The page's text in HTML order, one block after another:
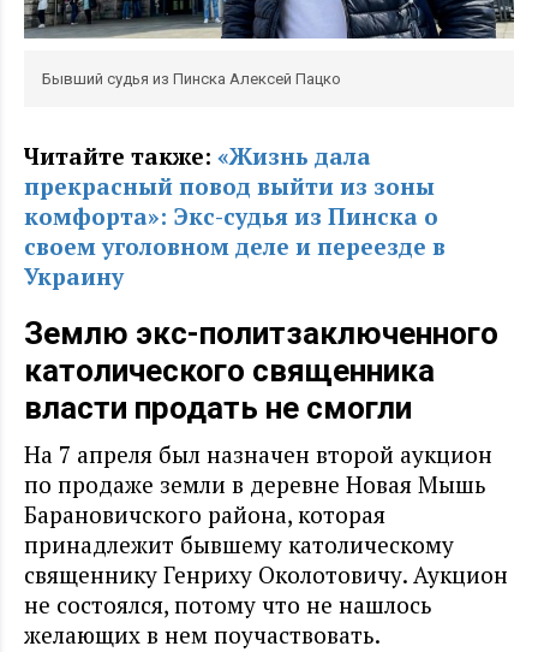
Бывший судья из Пинска Алексей Пацко
Читайте также: «Жизнь дала
прекрасный повод выйти из зоны
комфорта»: Экс-судья из Пинска о
своем уголовном деле и переезде в
Украину
Землю экс-политзаключенного
католического священника
власти продать не смогли
На 7 апреля был назначен второй аукцион
по продаже земли в деревне Новая Мышь
Барановичского района, которая
принадлежит бывшему католическому
священнику Генриху Околотовичу. Аукцион
не состоялся, потому что не нашлось
желающих в нем поучаствовать.